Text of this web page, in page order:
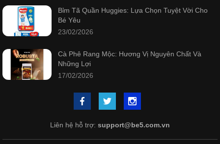
Bỉm Tã Quần Huggies: Lựa Chọn Tuyệt Vời Cho
Bé Yêu
23/02/2026
Cà Phê Rang Mộc: Hương Vị Nguyên Chất Và
Những Lợi
17/02/2026
Liên hệ hỗ trợ: support@be5.com.vn